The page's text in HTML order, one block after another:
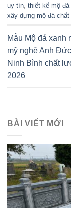
uy tín thiết kế mộ đá
xây dựng mộ đá
Mẫu Mộ đá xanh
mỹ nghệ Anh
Ninh Bình chất
2026
BÀI VIẾT MỚI